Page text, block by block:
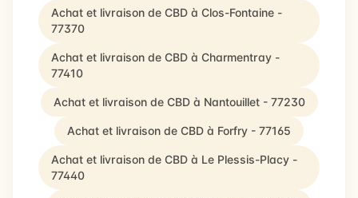
Achat et livraison de CBD à Clos-Fontaine -
77370
Achat et livraison de CBD à Charmentray -
77410
Achat et livraison de CBD à Nantouillet - 77230
Achat et livraison de CBD à Forfry - 77165
Achat et livraison de CBD à Le Plessis-Placy -
77440